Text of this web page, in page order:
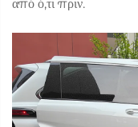
από ό,τι πριν.